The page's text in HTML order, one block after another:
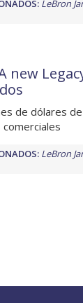
LeBron
new
de dólares
comerciales
LeBron